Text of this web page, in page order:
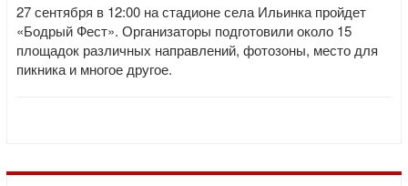
27 сентября в 12:00 на стадионе села Ильинка пройдет
«Бодрый Фест». Организаторы подготовили около 15
площадок различных направлений, фотозоны, место для
пикника и многое другое.